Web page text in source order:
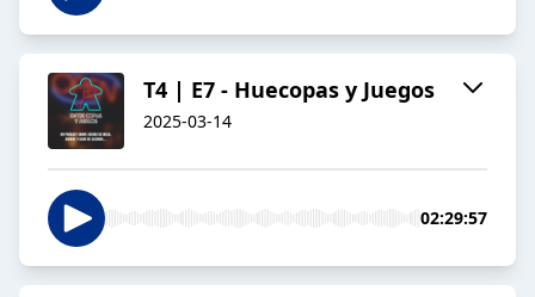
T4 | E7 - Huecopas y Juegos
2025-03-14
02:29:57